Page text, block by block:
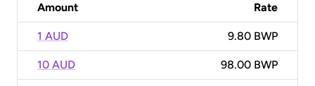
Amount Rate
1 AUD 9.80 BWP
10 AUD 98.00 BWP